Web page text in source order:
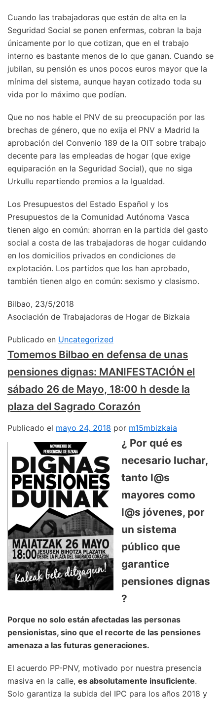
Cuando las trabajadoras que están de alta en la
Seguridad Social se ponen enfermas, cobran la baja
únicamente por lo que cotizan, que en el trabajo
interno es bastante menos de lo que ganan. Cuando se
jubilan, su pensión es unos pocos euros mayor que la
mínima del sistema, aunque hayan cotizado toda su
vida por lo máximo que podían.
Que no nos hable el PNV de su preocupación por las
brechas de género, que no exija el PNV a Madrid la
aprobación del Convenio 189 de la OIT sobre trabajo
decente para las empleadas de hogar (que exige
equiparación en la Seguridad Social), que no siga
Urkullu repartiendo premios a la Igualdad.
Los Presupuestos del Estado Español y los
Presupuestos de la Comunidad Autónoma Vasca
tienen algo en común: ahorran en la partida del gasto
social a costa de las trabajadoras de hogar cuidando
en los domicilios privados en condiciones de
explotación. Los partidos que los han aprobado,
también tienen algo en común: sexismo y clasismo.
Bilbao, 23/5/2018
Asociación de Trabajadoras de Hogar de Bizkaia
Publicado en Uncategorized
Tomemos Bilbao en defensa de unas
pensiones dignas: MANIFESTACIÓN el
sábado 26 de Mayo, 18:00 h desde la
plaza del Sagrado Corazón
Publicado el mayo 24, 2018 por m15mbizkaia
¿ Por qué es
necesario luchar,
tanto l@s
mayores como
l@s jóvenes, por
un sistema
público que
garantice
pensiones dignas
?
Porque no solo están afectadas las personas
pensionistas, sino que el recorte de las pensiones
amenaza a las futuras generaciones.
El acuerdo PP-PNV, motivado por nuestra presencia
masiva en la calle, es absolutamente insuficiente.
Solo garantiza la subida del IPC para los años 2018 y